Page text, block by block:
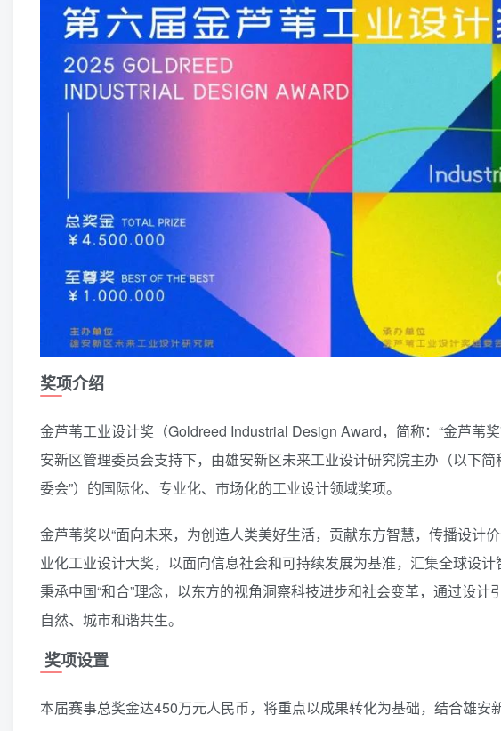
奖项介绍
金芦苇工业设计奖（Goldreed Industrial Design Award，简称：“金芦苇
安新区管理委员会支持下，由雄安新区未来工业设计研究院主办（以下
委会”）的国际化、专业化、市场化的工业设计领域奖项。
金芦苇奖以“面向未来，为创造人类美好生活，贡献东方智慧，传播设计
业化工业设计大奖，以面向信息社会和可持续发展为基准，汇集全球设
秉承中国“和合”理念，以东方的视角洞察科技进步和社会变革，通过设
自然、城市和谐共生。
奖项设置
本届赛事总奖金达450万元人民币，将重点以成果转化为基础，结合雄安